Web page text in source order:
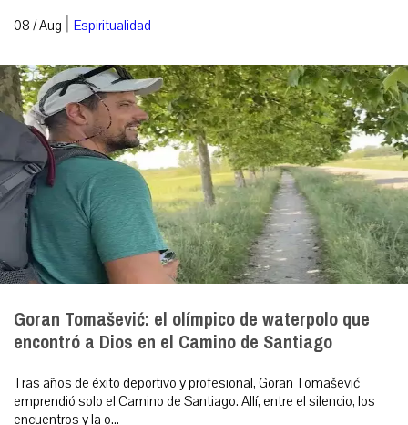
08 / Aug | Espiritualidad
Goran Tomašević: el olímpico de waterpolo que
encontró a Dios en el Camino de Santiago
Tras años de éxito deportivo y profesional, Goran Tomašević
emprendió solo el Camino de Santiago. Allí, entre el silencio, los
encuentros y la o...